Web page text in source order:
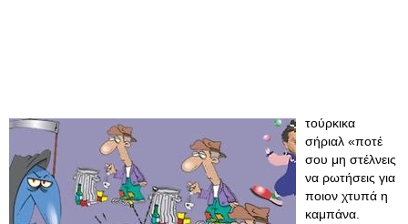
τούρκικα
σήριαλ «ποτέ
σου μη στέλνεις
να ρωτήσεις για
ποιον χτυπά η
καμπάνα.